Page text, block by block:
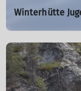
Winterhütte
Fr. 02.01.2026 - Di.
Lust auf
Schneegestöber
mehr erfahren